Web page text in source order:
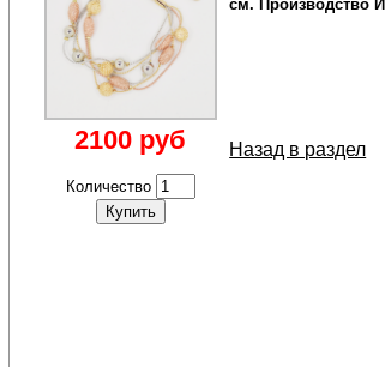
2100 руб
Количество
Купить
см. Производство
Назад в раздел